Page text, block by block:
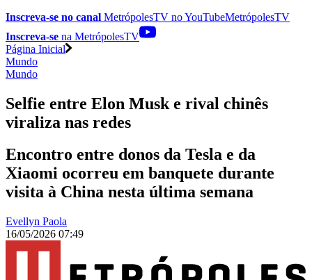
Inscreva-se no canal MetrópolesTV noYouTubeMetrópolesTV
Inscreva-se na MetrópolesTV
Página Inicial
Mundo
Mundo
Selfie entre Elon Musk e rival chinês
viraliza nas redes
Encontro entre donos da Tesla e da
Xiaomi ocorreu em banquete durante
visita à China nesta última semana
Evellyn Paola
16/05/2026 07:49